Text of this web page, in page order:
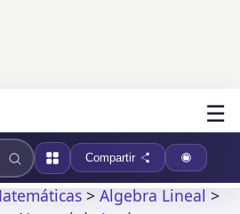
☰
Compartir
>Álgebra Lineal>